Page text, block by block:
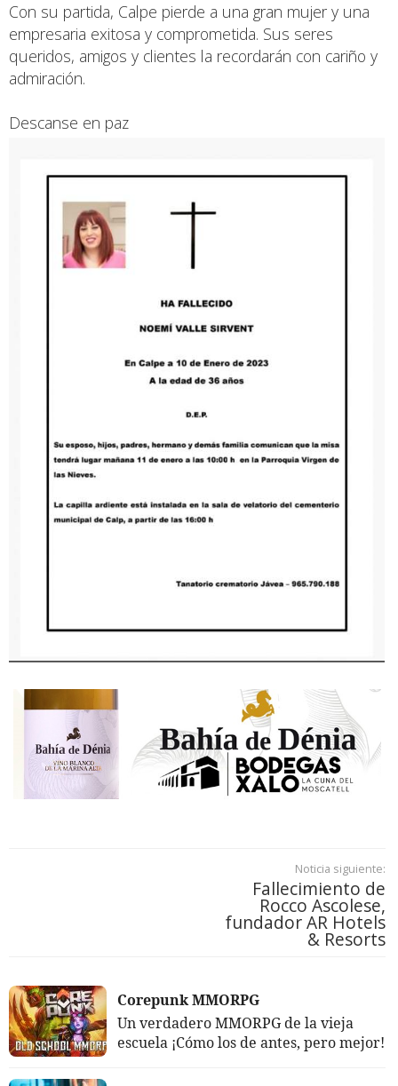
Con su partida, Calpe pierde a una gran mujer y una
empresaria exitosa y comprometida. Sus seres
queridos, amigos y clientes la recordarán con cariño y
admiración.
Descanse en paz
Noticia siguiente:
Fallecimiento de
Rocco Ascolese,
fundador AR Hotels
& Resorts
Corepunk MMORPG
Un verdadero MMORPG de la vieja
escuela ¡Cómo los de antes, pero mejor!